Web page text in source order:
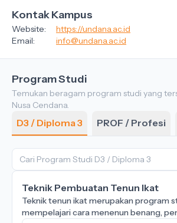
Kontak Kampus
Website:
https://undana.ac.id
Email:
info@undana.ac.id
Program Studi
Temukan beragam program studi yang
Nusa Cendana.
D3 / Diploma 3 PROF / Profesi
Teknik Pembuatan Tenun Ikat
Teknik tenun ikat merupakan program
mempelajari cara menenun benang,